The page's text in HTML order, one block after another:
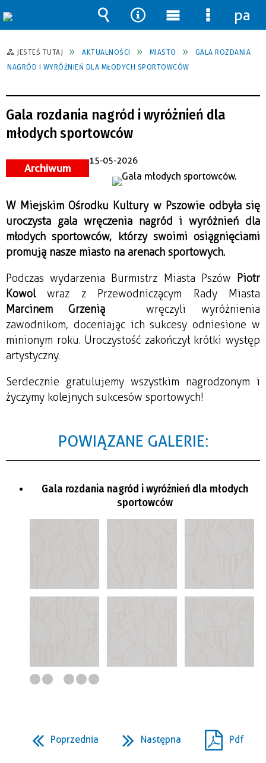
JESTEŚ TUTAJ AKTUALNOŚCI MIASTO
GALA ROZDANIA
NAGRÓD I WYRÓŻNIEŃ DLA MŁODYCH SPORTOWCÓW
Gala rozdania nagród i wyróżnień dla
młodych sportowców
Archiwum
15-05-2026
W Miejskim Ośrodku Kultury w Pszowie odbyła się
uroczysta gala wręczenia nagród i wyróżnień dla
młodych sportowców, którzy swoimi osiągnięciami
promują nasze miasto na arenach sportowych.
Podczas wydarzenia Burmistrz Miasta Pszów Piotr
Kowolwraz z Przewodniczącym Rady Miasta
Marcinem Grzenią wręczyli wyróżnienia
zawodnikom, doceniając ich sukcesy odniesione w
minionym roku. Uroczystość zakończył krótki występ
artystyczny.
Serdecznie gratulujemy wszystkim nagrodzonym i
życzymy kolejnych sukcesów sportowych!
POWIĄZANE GALERIE:
Gala rozdania nagród i wyróżnień dla młodych
sportowców
Poprzednia Następna Pdf
Wyszukiwarka
Narzędzia
Menu
główne
Menu